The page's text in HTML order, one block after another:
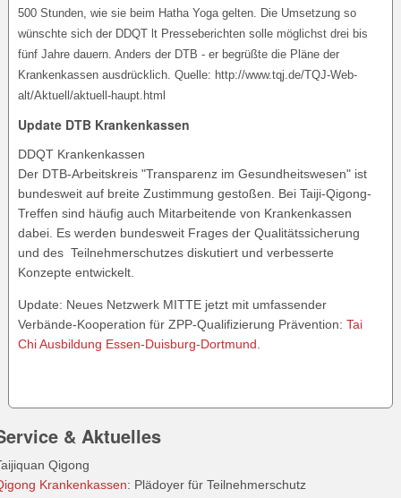
500 Stunden, wie sie beim Hatha Yoga gelten. Die Umsetzung so
wünschte sich der DDQT lt Presseberichten solle möglichst drei bis
fünf Jahre dauern. Anders der DTB - er begrüßte die Pläne der
Krankenkassen ausdrücklich. Quelle: http://www.tqj.de/TQJ-Web-
alt/Aktuell/aktuell-haupt.html
Update DTB Krankenkassen
DDQT Krankenkassen
Der DTB-Arbeitskreis "Transparenz im Gesundheitswesen" ist
bundesweit auf breite Zustimmung gestoßen. Bei Taiji-Qigong-
Treffen sind häufig auch Mitarbeitende von Krankenkassen
dabei. Es werden bundesweit Frages der Qualitätssicherung
und des Teilnehmerschutzes diskutiert und verbesserte
Konzepte entwickelt.
Update: Neues Netzwerk MITTE jetzt mit umfassender
Verbände-Kooperation für ZPP-Qualifizierung Prävention: Tai
Chi Ausbildung Essen-Duisburg-Dortmund
& Aktuelles
Qigong
Krankenkassen: Plädoyer für Teilnehmerschutz